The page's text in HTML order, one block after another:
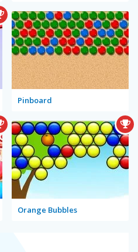
Pinboard
Orange Bubbles